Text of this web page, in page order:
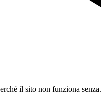
il sito non funziona senza.